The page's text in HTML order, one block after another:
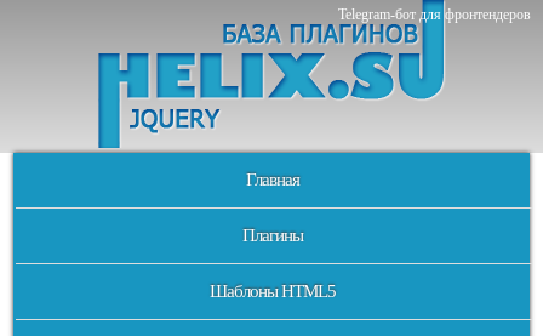
Telegram-бот для фронтендеров
Главная
Плагины
Шаблоны HTML5